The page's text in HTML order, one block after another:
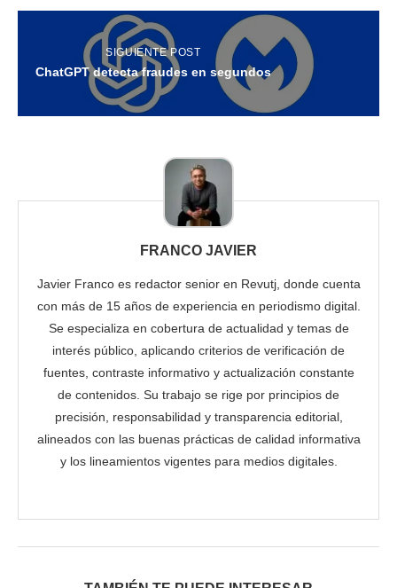
SIGUIENTE POST
ChatGPT detecta fraudes en segundos
FRANCO JAVIER
Javier Franco es redactor senior en Revutj, donde cuenta
con más de 15 años de experiencia en periodismo digital.
Se especializa en cobertura de actualidad y temas de
interés público, aplicando criterios de verificación de
fuentes, contraste informativo y actualización constante
de contenidos. Su trabajo se rige por principios de
precisión, responsabilidad y transparencia editorial,
alineados con las buenas prácticas de calidad informativa
y los lineamientos vigentes para medios digitales.